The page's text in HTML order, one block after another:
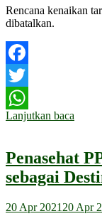
Rencana kenaikan
dibatalkan.
Facebook
Twitter
WhatsApp
Lanjutkan baca
Penasehat
sebagai
20 Apr 2021 20 Apr